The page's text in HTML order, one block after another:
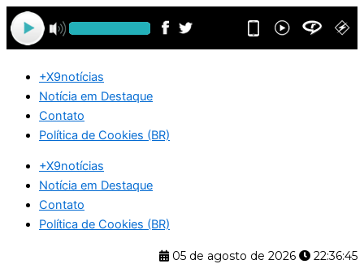
Ir
para
o
+X9notícias
Notícia em Destaque
Contato
Política de Cookies (BR)
+X9notícias
Notícia em Destaque
Contato
Política de Cookies (BR)
05 de agosto de 2026
22:36:46